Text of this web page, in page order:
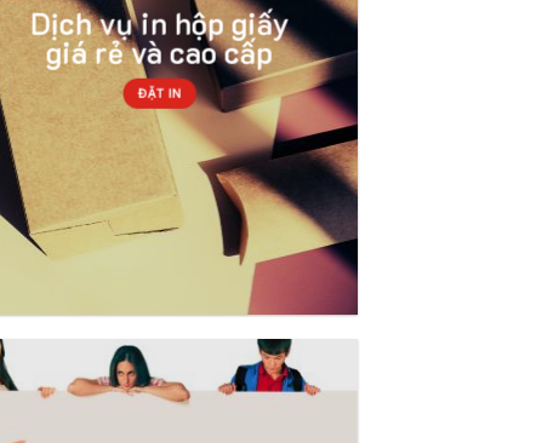
Dịch vụ in hộp giấy
giá rẻ và cao cấp
ĐẶT IN